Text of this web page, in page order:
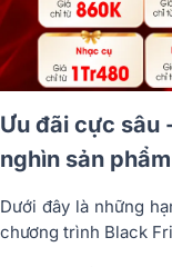
Ưu đãi cực sâu
nghìn sản
Dưới đây là những
chương trình Black